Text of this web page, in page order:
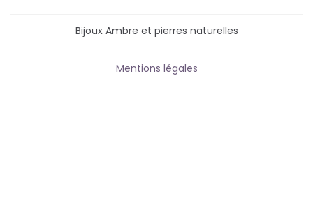
Bijoux Ambre et pierres naturelles
Mentions légales